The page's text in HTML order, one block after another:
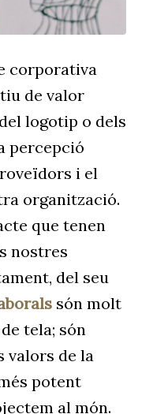
corporativa
de valor
logotip o dels
percepció
i el
organització.
que tenen
nostres
del seu
són molt
tela; són
valors de la
potent
al món.